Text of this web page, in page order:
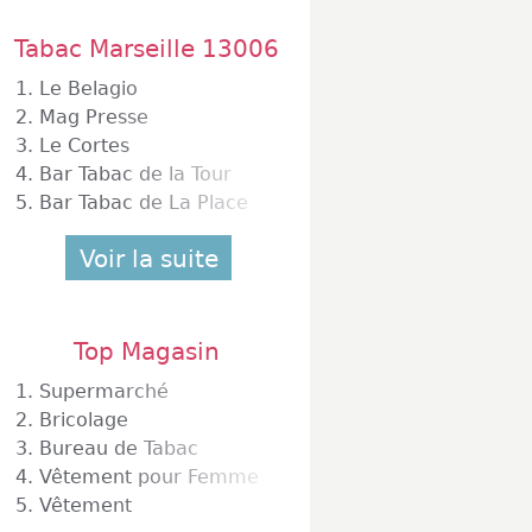
Tabac Marseille 13006
1. Le Belagio
2. Mag Presse
3. Le Cortes
4. Bar Tabac de la Tour
5. Bar Tabac de La Place
Voir la suite
Top Magasin
1. Supermarché
2. Bricolage
3. Bureau de Tabac
4. Vêtement pour Femme
5. Vêtement